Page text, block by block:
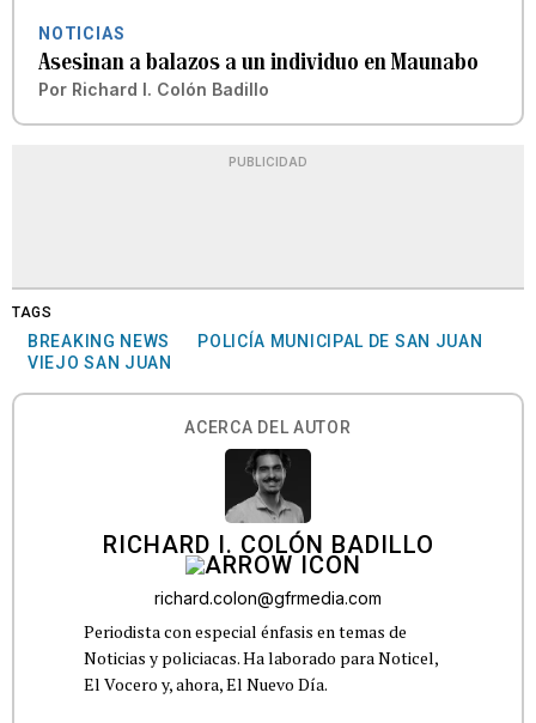
NOTICIAS
Asesinan a balazos a un individuo en Maunabo
Por Richard I. Colón Badillo
PUBLICIDAD
TAGS
BREAKING NEWS
POLICÍA MUNICIPAL DE SAN JUAN
VIEJO SAN JUAN
ACERCA DEL AUTOR
RICHARD I. COLÓN BADILLO
richard.colon@gfrmedia.com
Periodista con especial énfasis en temas de
Noticias y policiacas. Ha laborado para Noticel,
El Vocero y, ahora, El Nuevo Día.